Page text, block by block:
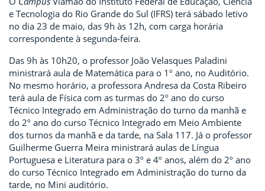
e Tecnologia do Rio Grande do Sul (IFRS) terá sábado letivo
no dia 23 de maio, das 9h às 12h, com carga horária
correspondente à segunda-feira.
Das 9h às 10h20, o professor João Velasques Paladini
ministrará aula de Matemática para o 1º ano, no Auditório.
No mesmo horário, a professora Andresa da Costa Ribeiro
terá aula de Física com as turmas do 2º ano do curso
Técnico Integrado em Administração do turno da manhã e
do 2º ano do curso Técnico Integrado em Meio Ambiente
dos turnos da manhã e da tarde, na Sala 117. Já o professor
Guilherme Guerra Meira ministrará aulas de Língua
Portuguesa e Literatura para o 3º e 4º anos, além do 2º ano
do curso Técnico Integrado em Administração do turno da
tarde, no Mini auditório.